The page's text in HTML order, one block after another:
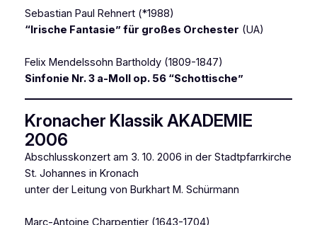
Sebastian Paul Rehnert (*1988)
“Irische Fantasie” für großes Orchester (UA)
Felix Mendelssohn Bartholdy (1809-1847)
Sinfonie Nr. 3 a-Moll op. 56 “Schottische”
Kronacher Klassik AKADEMIE
2006
Abschlusskonzert am 3. 10. 2006 in der Stadtpfarrkirche
St. Johannes in Kronach
unter der Leitung von Burkhart M. Schürmann
Marc-Antoine Charpentier (1643-1704)